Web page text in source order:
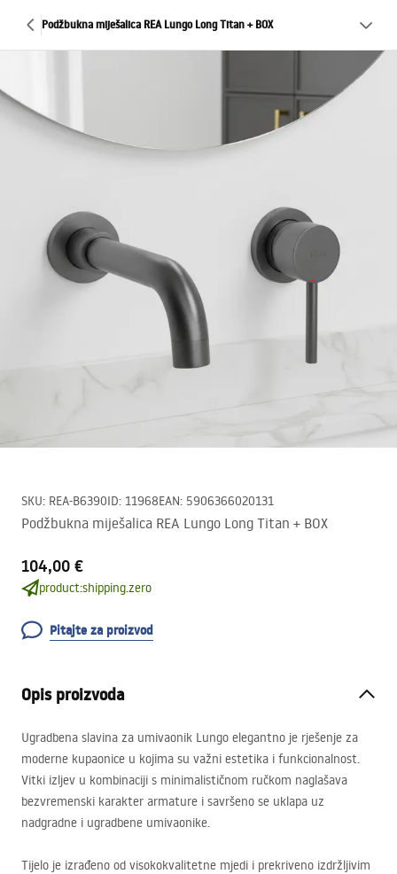
Podžbukna miješalica REA Lungo Long Titan + BOX
SKU: REA-B6390ID: 11968EAN: 5906366020131
Podžbukna miješalica REA Lungo Long Titan + BOX
104,00 €
product:shipping.zero
Pitajte za proizvod
Opis proizvoda
Ugradbena slavina za umivaonik Lungo elegantno je rješenje za
moderne kupaonice u kojima su važni estetika i funkcionalnost.
Vitki izljev u kombinaciji s minimalističnom ručkom naglašava
bezvremenski karakter armature i savršeno se uklapa uz
nadgradne i ugradbene umivaonike.
Tijelo je izrađeno od visokokvalitetne mjedi i prekriveno izdržljivim